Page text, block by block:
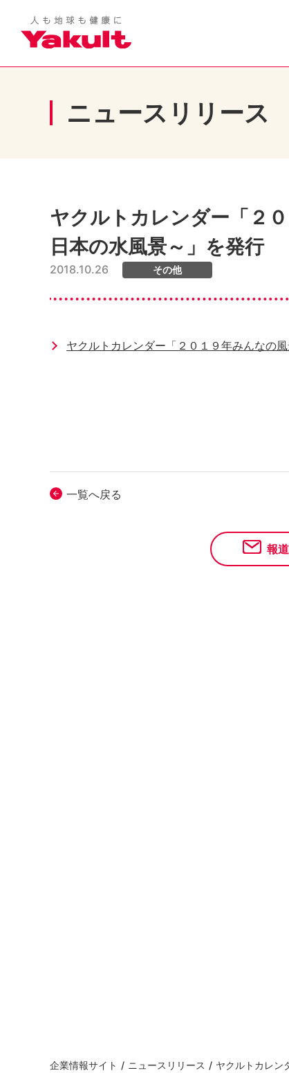
ニュースリリース
ヤクルトカレンダー「２
日本の水風景～」を発行
2018.10.26 その他
ヤクルトカレンダー「２０１９年みんなの
一覧へ戻る
報
企業情報サイト / ニュースリリース / ヤクルトカレン